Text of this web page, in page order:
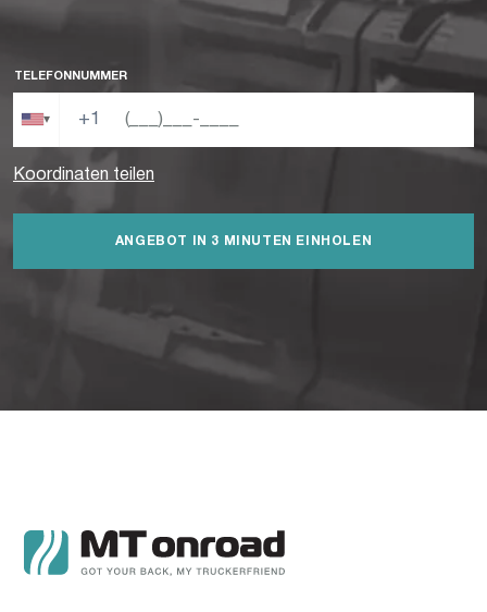
TELEFONNUMMER
▾ +1
Koordinaten teilen
ANGEBOT IN 3 MINUTEN EINHOLEN